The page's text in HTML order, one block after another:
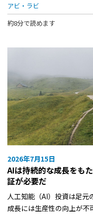
アビ・ラビ
約8分で読めます
2026年7月15日
AIは持続的な成長をも
証が必要だ
人工知能（AI）投資は足元
成長には生産性の向上が